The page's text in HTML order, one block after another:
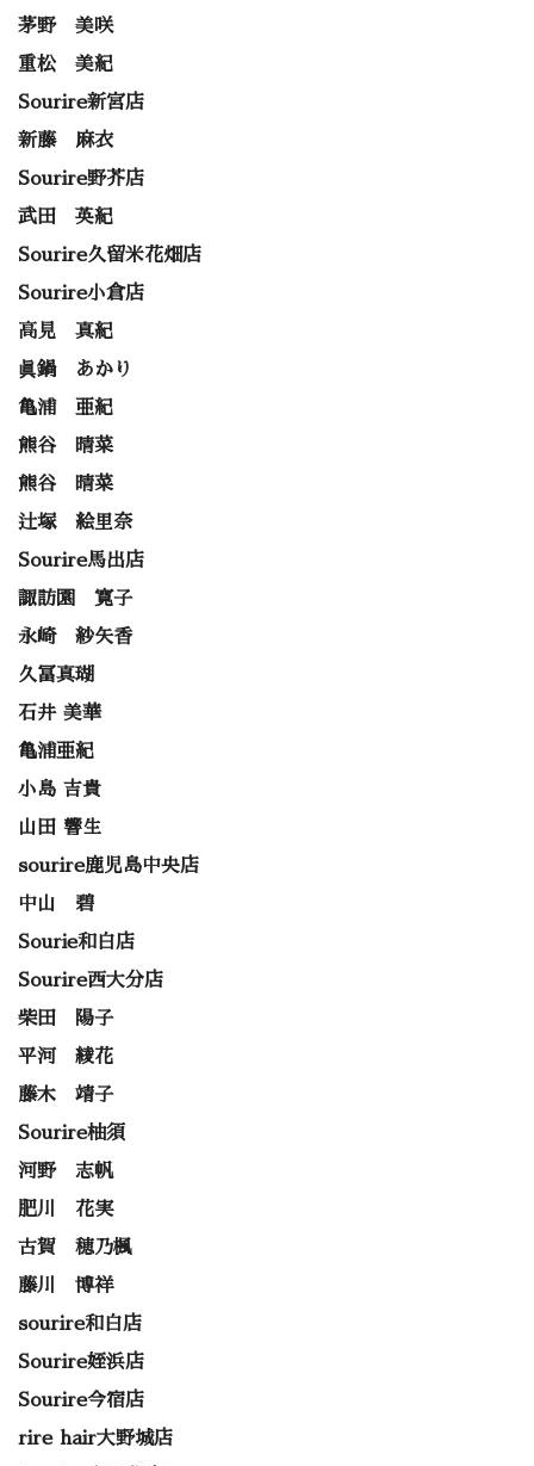
茅野 美咲
重松 美紀
Sourire新宮店
新藤 麻衣
Sourire野芥店
武田 英紀
Sourire久留米花畑店
Sourire小倉店
高見 真紀
眞鍋 あかり
亀浦 亜紀
熊谷 晴菜
熊谷 晴菜
辻塚 絵里奈
Sourire馬出店
諏訪園 寛子
永崎 紗矢香
久冨真瑚
石井 美華
亀浦亜紀
小島 吉貴
山田 響生
sourire鹿児島中央店
中山 碧
Sourie和白店
Sourire西大分店
柴田 陽子
平河 綾花
藤木 靖子
Sourire柚須
河野 志帆
肥川 花実
古賀 穂乃楓
藤川 博祥
sourire和白店
Sourire姪浜店
Sourire今宿店
rire hair大野城店